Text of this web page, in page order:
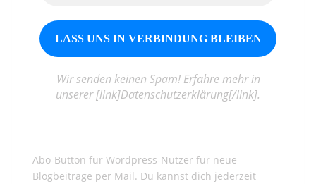
Wir senden keinen Spam! Erfahre mehr in
unserer [link]Datenschutzerklärung[/link].
Abo-Button für Wordpress-Nutzer für neue
Blogbeiträge per Mail. Du kannst dich jederzeit